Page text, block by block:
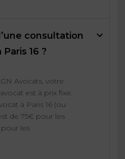
consultation
16 ?
Avocats, votre
est à prix fixe.
à Paris 16 (ou
de 75€ pour les
les